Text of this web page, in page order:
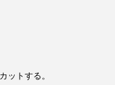
ットする。